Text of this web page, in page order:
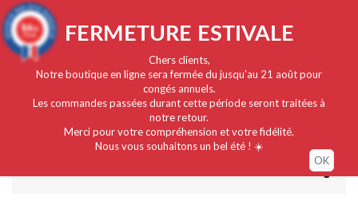
Français
FERMETURE ESTIVALE
Chers clients,
Notre boutique en ligne sera fermée du jusqu'au 21 août pour
congés annuels.
Les commandes passées durant cette période seront traitées à
notre retour.
Merci pour votre compréhension et votre fidélité.
Nous vous souhaitons un bel été ! ☀️
OK
9.4/10